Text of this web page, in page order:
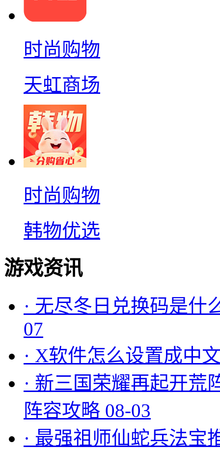
时尚购物
天虹商场
时尚购物
韩物优选
游戏资讯
· 无尽冬日兑换码是什
07
· X软件怎么设置成中
· 新三国荣耀再起开荒
阵容攻略 08-03
· 最强祖师仙蛇兵法宝